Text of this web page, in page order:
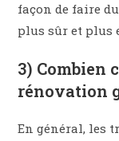
façon de faire
plus sûr et plus
3) Combien
rénovation
En général, les